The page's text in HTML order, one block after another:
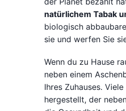
natürlichem Tabak
biologisch
sie und werfen Sie
Wenn du zu Hause
neben einem
Ihres Zuhauses.
hergestellt, der